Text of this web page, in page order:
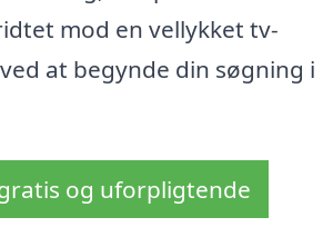
mod en vellykket tv-
at begynde din søgning i
og uforpligtende